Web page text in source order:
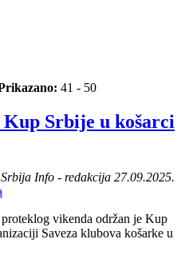
41 - 50
Kup Srbije u košarci
Info - redakcija 27.09.2025.
vikenda održan je Kup
Saveza klubova košarke u